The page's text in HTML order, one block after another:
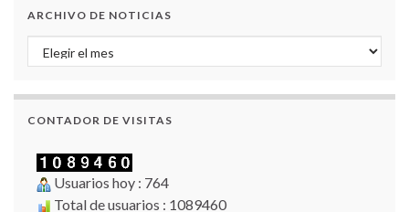
ARCHIVO DE NOTICIAS
Archivo de Noticias
CONTADOR DE VISITAS
Usuarios hoy : 764
Total de usuarios : 1089460